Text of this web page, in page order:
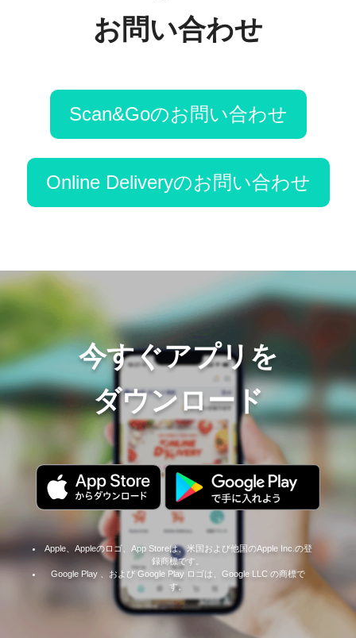
お問い合わせ
Scan&Goのお問い合わせ
Online Deliveryのお問い合わせ
今すぐアプリを
ダウンロード
Apple、Appleのロゴ、App Storeは、米国および他国のApple Inc.の登
録商標です。
Google Play 、および Google Play ロゴは、Google LLC の商標で
す。